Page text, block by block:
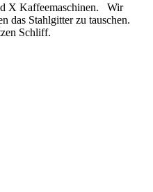
X Kaffeemaschinen. Wir
das Stahlgitter zu tauschen.
Schliff.